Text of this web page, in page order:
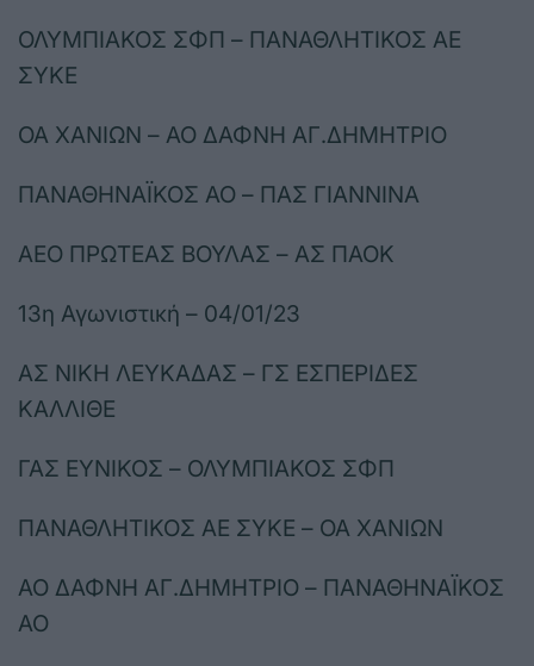
ΟΛΥΜΠΙΑΚΟΣ ΣΦΠ – ΠΑΝΑΘΛΗΤΙΚΟΣ ΑΕ
ΣΥΚΕ
ΟΑ ΧΑΝΙΩΝ – ΑΟ ΔΑΦΝΗ ΑΓ.ΔΗΜΗΤΡΙΟ
ΠΑΝΑΘΗΝΑΪΚΟΣ ΑΟ – ΠΑΣ ΓΙΑΝΝΙΝΑ
ΑΕΟ ΠΡΩΤΕΑΣ ΒΟΥΛΑΣ – ΑΣ ΠΑΟΚ
13η Αγωνιστική – 04/01/23
ΑΣ ΝΙΚΗ ΛΕΥΚΑΔΑΣ – ΓΣ ΕΣΠΕΡΙΔΕΣ
ΚΑΛΛΙΘΕ
ΓΑΣ ΕΥΝΙΚΟΣ – ΟΛΥΜΠΙΑΚΟΣ ΣΦΠ
ΠΑΝΑΘΛΗΤΙΚΟΣ ΑΕ ΣΥΚΕ – ΟΑ ΧΑΝΙΩΝ
ΑΟ ΔΑΦΝΗ ΑΓ.ΔΗΜΗΤΡΙΟ – ΠΑΝΑΘΗΝΑΪΚΟΣ
ΑΟ